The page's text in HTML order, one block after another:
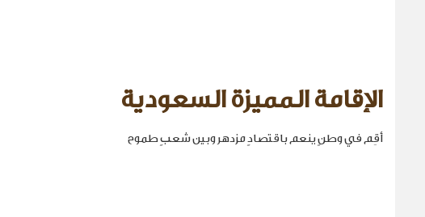
الإقامة المميزة السعودية
أقِم في وطنٍ ينعم باقتصادٍ مزدهر وبين شعبٍ طموح